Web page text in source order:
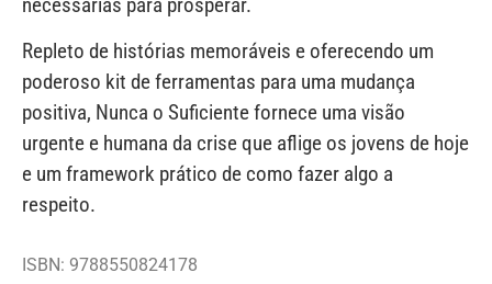
Repleto de histórias memoráveis e oferecendo um
poderoso kit de ferramentas para uma mudança
positiva, Nunca o Suficiente fornece uma visão
urgente e humana da crise que aflige os jovens de hoje
e um framework prático de como fazer algo a
respeito.
ISBN: 9788550824178